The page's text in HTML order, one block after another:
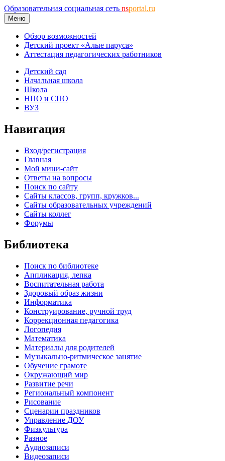
Образовательная социальная сеть nsportal.ru
Меню
Обзор возможностей
Детский проект «Алые паруса»
Аттестация педагогических работников
Детский сад
Начальная школа
Школа
НПО и СПО
ВУЗ
Навигация
Вход/регистрация
Главная
Мой мини-сайт
Ответы на вопросы
Поиск по сайту
Сайты классов, групп, кружков...
Сайты образовательных учреждений
Сайты коллег
Форумы
Библиотека
Поиск по библиотеке
Аппликация, лепка
Воспитательная работа
Здоровый образ жизни
Информатика
Конструирование, ручной труд
Коррекционная педагогика
Логопедия
Математика
Материалы для родителей
Музыкально-ритмическое занятие
Обучение грамоте
Окружающий мир
Развитие речи
Региональный компонент
Рисование
Сценарии праздников
Управление ДОУ
Физкультура
Разное
Аудиозаписи
Видеозаписи